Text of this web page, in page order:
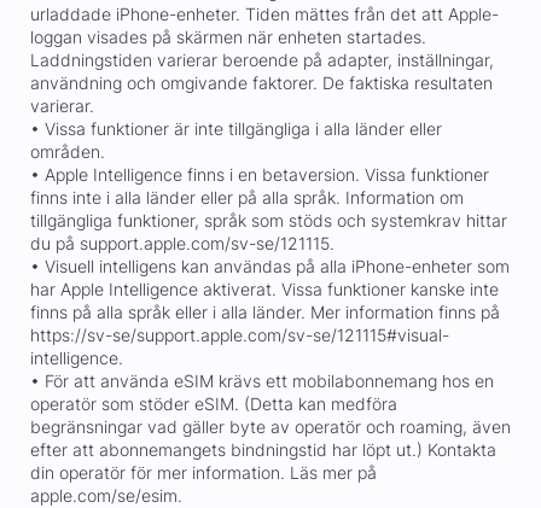
urladdade iPhone-enheter. Tiden mättes från det att Apple-
loggan visades på skärmen när enheten startades.
Laddningstiden varierar beroende på adapter, inställningar,
användning och omgivande faktorer. De faktiska resultaten
varierar.
• Vissa funktioner är inte tillgängliga i alla länder eller
områden.
• Apple Intelligence finns i en betaversion. Vissa funktioner
finns inte i alla länder eller på alla språk. Information om
tillgängliga funktioner, språk som stöds och systemkrav hittar
du på support.apple.com/sv-se/121115.
• Visuell intelligens kan användas på alla iPhone-enheter som
har Apple Intelligence aktiverat. Vissa funktioner kanske inte
finns på alla språk eller i alla länder. Mer information finns på
https://sv-se/support.apple.com/sv-se/121115#visual-
intelligence.
• För att använda eSIM krävs ett mobilabonnemang hos en
operatör som stöder eSIM. (Detta kan medföra
begränsningar vad gäller byte av operatör och roaming, även
efter att abonnemangets bindningstid har löpt ut.) Kontakta
din operatör för mer information. Läs mer på
apple.com/se/esim.